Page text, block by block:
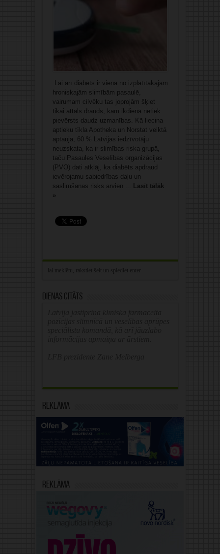
Lai arī diabēts ir viena no izplatītākajām
hroniskajām slimībām pasaulē,
vairumam cilvēku tas joprojām šķiet
tikai attāls drauds, kam ikdienā netiek
pievērsts daudz uzmanības. Kā liecina
aptieku tīkla Apotheka un Norstat veiktā
aptauja, 60 % Latvijas iedzīvotāju
neuzskata, ka ir slimības riska grupā,
taču Pasaules Veselības organizācijas
(PVO) dati atklāj, ka diabēts apdraud
ievērojamu sabiedrības daļu un
saslimšanas risks arvien ... Lasīt tālāk
»
Dienas citāts
Reklāma
Reklāma